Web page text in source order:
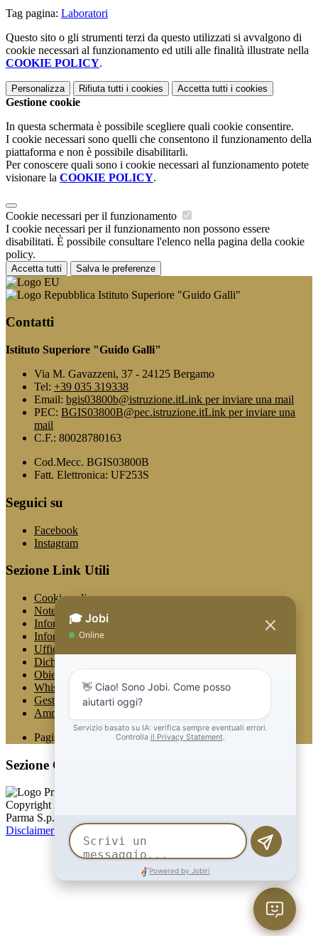
Tag pagina: Laboratori
Questo sito o gli strumenti terzi da questo utilizzati si avvalgono di
cookie necessari al funzionamento ed utili alle finalità illustrate nella
COOKIE POLICY.
Personalizza Rifiuta tutti i cookies Accetta tutti i cookies
Gestione cookie
In questa schermata è possibile scegliere quali cookie consentire.
I cookie necessari sono quelli che consentono il funzionamento della
piattaforma e non è possibile disabilitarli.
Per conoscere quali sono i cookie necessari al funzionamento potete
visionare la COOKIE POLICY.
Cookie necessari per il funzionamento
I cookie necessari per il funzionamento non possono essere
disabilitati. È possibile consultare l'elenco nella pagina della cookie
policy.
Accetta tutti Salva le preferenze
Istituto Superiore "Guido Galli"
Contatti
Istituto Superiore "Guido Galli"
Via M. Gavazzeni, 37 - 24125 Bergamo
Tel: +39 035 319338
Email: bgis03800b@istruzione.itLink per inviare una mail
PEC: BGIS03800B@pec.istruzione.itLink per inviare una
mail
C.F.: 80028780163
Cod.Mecc. BGIS03800B
Fatt. Elettronica: UF253S
Seguici su
Facebook
Instagram
Sezione Link Utili
Cookie policy
Note legali
Informativa Privacy
Informativa Privacy chatbot Jobi
Ufficio Relazioni con il Pubblico
Dichiarazione di accessibilità
Obiettivi di accessibilità
Whistleblowing
Gestione consensi cookie
Amministrazione trasparente
Pagina visualizzata518volte
Sezione Copyright
Copyright 2026 | Engineered and powered by Gruppo Spaggiari
Parma S.p.A. | Divisione Publishing & New Social Media
Disclaimer trattamento dati personali